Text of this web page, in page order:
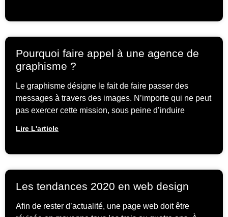
Pourquoi faire appel à une agence de
graphisme ?
Le graphisme désigne le fait de faire passer des
messages à travers des images. N’importe qui ne peut
pas exercer cette mission, sous peine d’induire
Lire L'article
Les tendances 2020 en web design
Afin de rester d’actualité, une page web doit être